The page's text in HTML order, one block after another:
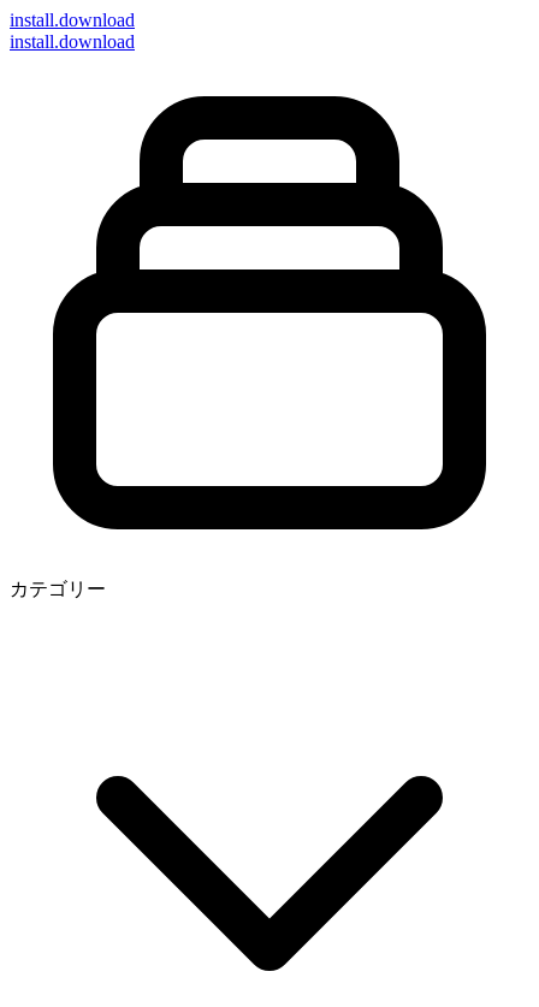
install.download
install.download
カテゴリー